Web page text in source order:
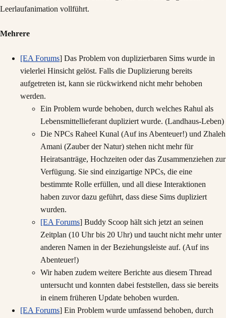
Mehrere
[EA Forums] Das Problem von duplizierbaren Sims wurde in
vielerlei Hinsicht gelöst. Falls die Duplizierung bereits
aufgetreten ist, kann sie rückwirkend nicht mehr behoben
werden.
Ein Problem wurde behoben, durch welches Rahul als
Lebensmittellieferant dupliziert wurde. (Landhaus-Leben)
Die NPCs Raheel Kunal (Auf ins Abenteuer!) und Zhaleh
Amani (Zauber der Natur) stehen nicht mehr für
Heiratsanträge, Hochzeiten oder das Zusammenziehen zur
Verfügung. Sie sind einzigartige NPCs, die eine
bestimmte Rolle erfüllen, und all diese Interaktionen
haben zuvor dazu geführt, dass diese Sims dupliziert
wurden.
[EA Forums] Buddy Scoop hält sich jetzt an seinen
Zeitplan (10 Uhr bis 20 Uhr) und taucht nicht mehr unter
anderen Namen in der Beziehungsleiste auf. (Auf ins
Abenteuer!)
Wir haben zudem weitere Berichte aus diesem Thread
untersucht und konnten dabei feststellen, dass sie bereits
in einem früheren Update behoben wurden.
[EA Forums] Ein Problem wurde umfassend behoben, durch